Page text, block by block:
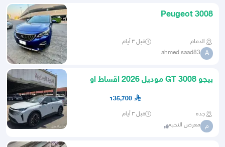
Peugeot 3008
الدمام قبل ٣ أيام
A
ahmed saad83
بيجو 3008 GT موديل 2026 اقساط او
135,700
جده قبل ٣ أيام
م معرض النخبه